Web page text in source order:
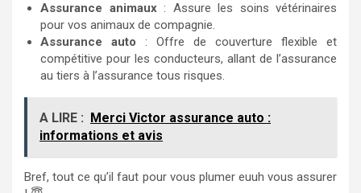
Assurance animaux: Assure les soins vétérinaires
pour vos animaux de compagnie.
Assurance auto : Offre de couverture flexible et
compétitive pour les conducteurs, allant de l’assurance
au tiers à l’assurance tous risques.
A LIRE : Merci Victor assurance auto :
informations et avis
Bref, tout ce qu’il faut pour vous plumer euuh vous assurer